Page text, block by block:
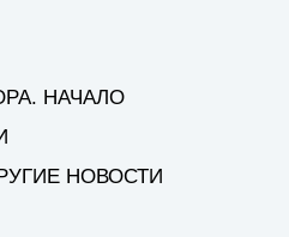
НАЧАЛО
НОВОСТИ